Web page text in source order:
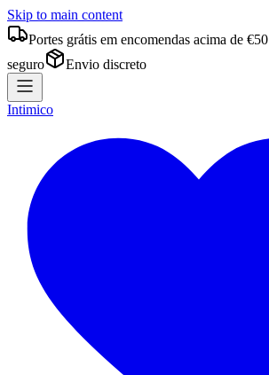
Skip to main content
Portes grátis em encomendas acima de €50
seguro
Envio discreto
Intimico